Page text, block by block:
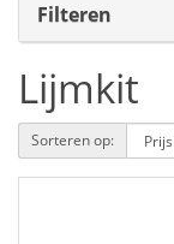
Filteren
Lijmkit
Sorteren op: